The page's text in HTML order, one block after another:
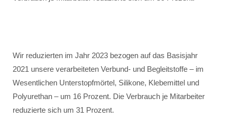
Wir reduzierten im Jahr 2023 bezogen auf das Basisjahr
2021 unsere verarbeiteten Verbund- und Begleitstoffe – im
Wesentlichen Unterstopfmörtel, Silikone, Klebemittel und
Polyurethan – um 16 Prozent. Die Verbrauch je Mitarbeiter
reduzierte sich um 31 Prozent.